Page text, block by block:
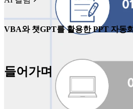
VBA와 챗GPT를 활용한 PPT 자동
들어가며